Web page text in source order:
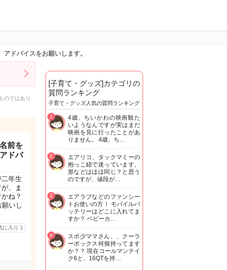
ドバイスをお願いします。
のではあり
前を
ドバ
年生
、ま
ね？
いし
に入り 1
[子育て・グッズ]カテゴリの
質問ランキング
子育て・グッズ人気の質問ランキング
4歳、ちいかわの映画観た
いようなんですが実はまだ
映画を見に行ったことがあ
りません。 4歳、ち…
1
エアリコ、タックマミーの
抱っこ紐で迷っています。
形などはほほ同じ？と思う
のですが、値段が…
2
エアラブなどのファンシー
トお使いの方！ モバイルバ
ッテリーはどこに入れてま
すか？ ベビーカ…
3
スポ少ママさん、、クーラ
ーボックス何個持ってます
か？？ 現在コールマンテイ
ク6と、16QTを持…
4